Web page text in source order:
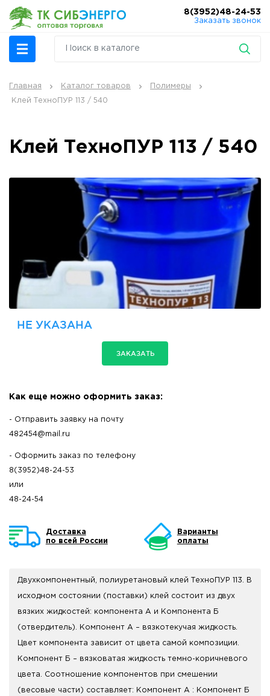
8(3952)48-24-53
Заказать звонок
Главная Каталог товаров Полимеры
Клей ТехноПУР 113 / 540
Клей ТехноПУР 113 / 540
НЕ УКАЗАНА
ЗАКАЗАТЬ
Как еще можно оформить заказ:
- Отправить заявку на почту
482454@mail.ru
- Оформить заказ по телефону
8(3952)48-24-53
или
48-24-54
Доставка
по всей России
Варианты
оплаты
Двухкомпонентный, полиуретановый клей ТехноПУР 113. В
исходном состоянии (поставки) клей состоит из двух
вязких жидкостей: компонента А и Компонента Б
(отвердитель). Компонент А – вязкотекучая жидкость.
Цвет компонента зависит от цвета самой композиции.
Компонент Б – вязковатая жидкость темно-коричневого
цвета. Соотношение компонентов при смешении
(весовые части) составляет: Компонент А : Компонент Б